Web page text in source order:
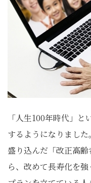
「人生100年時代」
するようになりまし
盛り込んだ「改正高
ら、改めて長寿化を